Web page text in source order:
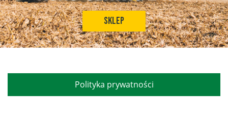
Sklep
Polityka prywatności